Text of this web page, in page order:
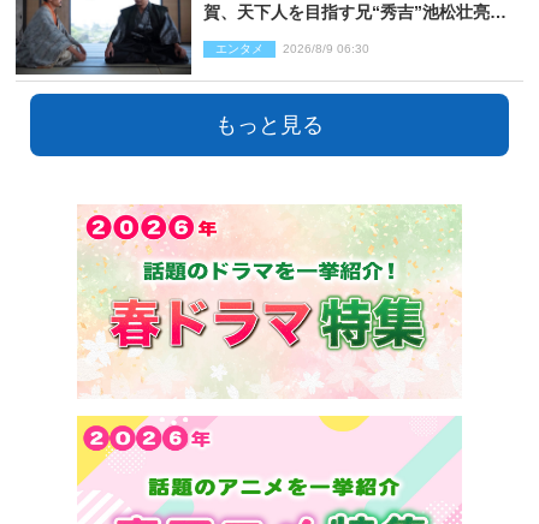
賀、天下人を目指す兄“秀吉”池松壮亮
エンタメ 2026/8/9 06:30
もっと見る